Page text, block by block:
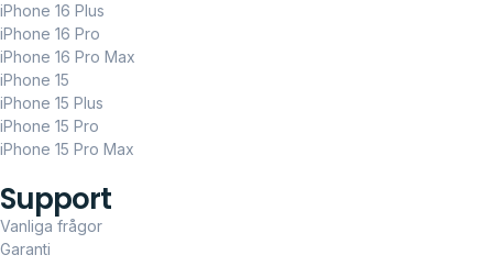
iPhone 16 Plus
iPhone 16 Pro
iPhone 16 Pro Max
iPhone 15
iPhone 15 Plus
iPhone 15 Pro
iPhone 15 Pro Max
Support
Vanliga frågor
Garanti